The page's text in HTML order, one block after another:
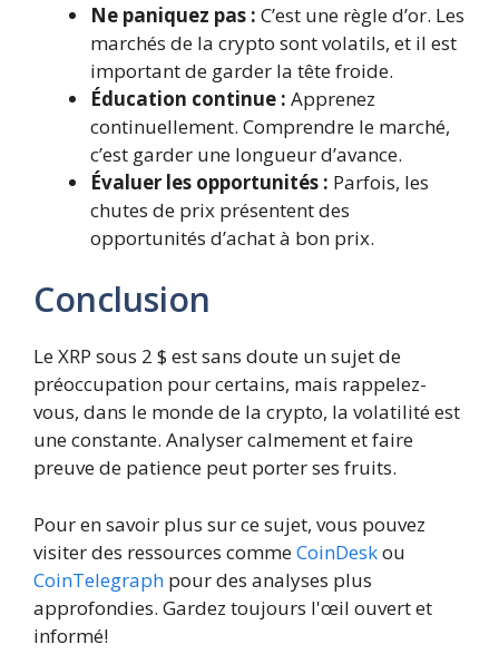
Ne paniquez pas : C’est une règle d’or. Les
marchés de la crypto sont volatils, et il est
important de garder la tête froide.
Éducation continue : Apprenez
continuellement. Comprendre le marché,
c’est garder une longueur d’avance.
Évaluer les opportunités : Parfois, les
chutes de prix présentent des
opportunités d’achat à bon prix.
Conclusion
Le XRP sous 2 $ est sans doute un sujet de
préoccupation pour certains, mais rappelez-
vous, dans le monde de la crypto, la volatilité est
une constante. Analyser calmement et faire
preuve de patience peut porter ses fruits.
Pour en savoir plus sur ce sujet, vous pouvez
visiter des ressources commeCoinDeskou
CoinTelegraph pour des analyses plus
approfondies. Gardez toujours l'œil ouvert et
informé!